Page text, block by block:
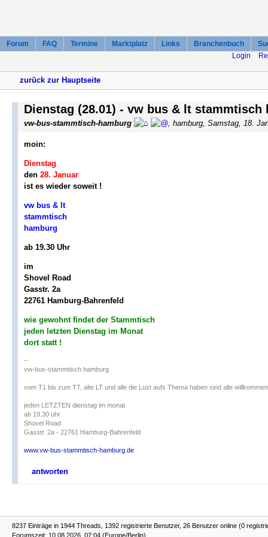
Forum FAQ Termine Marktplatz Links Branchenbuch
Login
zurück zur Hauptseite
Dienstag (28.01) - vw bus & lt stammtisch
vw-bus-stammtisch-hamburg , hamburg, Samstag, 18.
moin:
Dienstag
den 28. Januar
ist es wieder soweit !
vw bus & lt
stammtisch
hamburg
ab 19.30 Uhr
im
Shovel Road
Gasstr. 2a
22761 Hamburg-Bahrenfeld
wie gewohnt findet der Stammtisch
jeden letzten Dienstag im Monat
dort statt !
--
vw-bus-stammtisch hamburg
vom T1 bis zum T7, alte LT und alle die Lust aufs Thema haben sind alle willkommen
jeden LETZTEN dienstag im monat
ab 19.30 uhr
Shovel Road
Gasstr. 2a - 22761 Hamburg-Bahrenfeld
www.vw-bus-stammtisch-hamburg.de
antworten
8237 Einträge in 1944 Threads, 1392 registrierte Benutzer, 26 Benutzer online (0
Forumszeit: 10.08.2026, 07:04 (Europe/Berlin)